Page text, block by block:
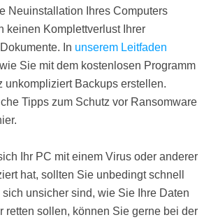
Neuinstallation Ihres Computers
keinen Komplettverlust Ihrer
In unserem Leitfaden
Sie mit dem kostenlosen Programm
unkompliziert Backups erstellen.
Tipps zum Schutz vor Ransomware
Ihr PC mit einem Virus oder anderer
hat, sollten Sie unbedingt schnell
unsicher sind, wie Sie Ihre Daten
retten sollen, können Sie gerne bei der